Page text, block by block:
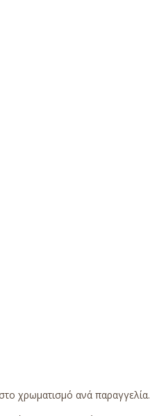
χρωματισμό ανά παραγγελία.